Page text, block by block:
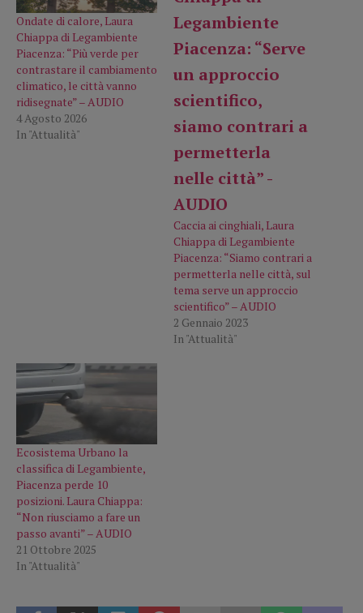
Ondate di calore, Laura
Chiappa di Legambiente
Piacenza: “Più verde per
contrastare il cambiamento
climatico, le città vanno
ridisegnate” – AUDIO
4 Agosto 2026
In "Attualità"
Caccia ai cinghiali, Laura
Chiappa di Legambiente
Piacenza: “Siamo contrari a
permetterla nelle città, sul
tema serve un approccio
scientifico” – AUDIO
2 Gennaio 2023
In "Attualità"
Ecosistema Urbano la
classifica di Legambiente,
Piacenza perde 10
posizioni. Laura Chiappa:
“Non riusciamo a fare un
passo avanti” – AUDIO
21 Ottobre 2025
In "Attualità"